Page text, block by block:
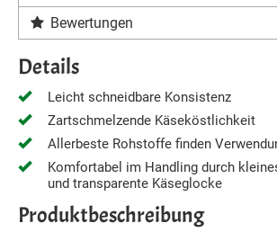
Bewertungen
Details
Leicht schneidbare Konsistenz
Zartschmelzende Käseköstlichkeit
Allerbeste Rohstoffe finden
Komfortabel im Handling durch
und transparente Käseglocke
Produktbeschreibung